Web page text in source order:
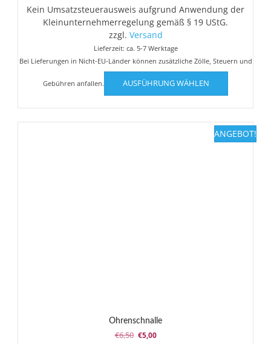
Kein Umsatzsteuerausweis aufgrund Anwendung der
Kleinunternehmerregelung gemäß § 19 UStG.
zzgl. Versand
Lieferzeit: ca. 5-7 Werktage
Bei Lieferungen in Nicht-EU-Länder können zusätzliche Zölle, Steuern und
Gebühren anfallen. AUSFÜHRUNG WÄHLEN
Dieses
weist
mehrere
Varianten
auf.
ANGEBOT!
Ohrenschnalle
€6,50 Ursprünglicher
€5,00Aktueller